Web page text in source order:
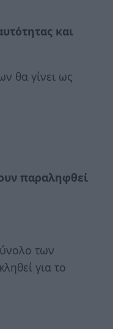
και
θα γίνει ως
παραληφθεί
των
για το